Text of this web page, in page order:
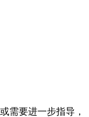
需要进一步指导，